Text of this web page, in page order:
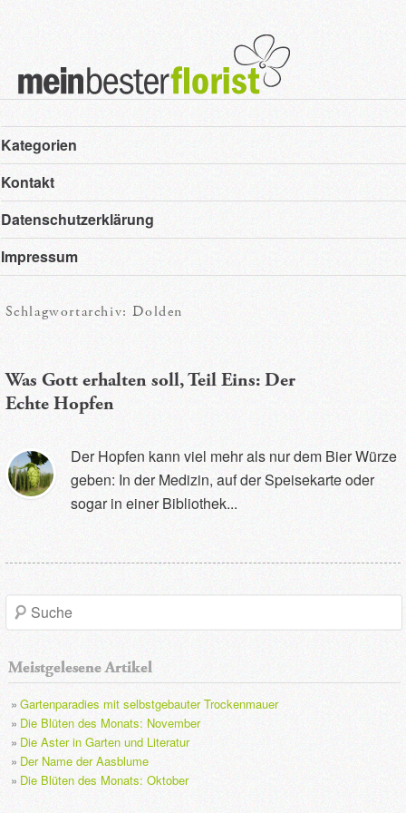
Hauptmenü
Zum
primären
Inhalt
springen
Zum
sekundären
Inhalt
springen
Kategorien
Kontakt
Datenschutzerklärung
Impressum
Schlagwortarchiv:Dolden
Was Gott erhalten soll, Teil Eins: Der
Echte Hopfen
Der Hopfen kann viel mehr als nur dem Bier Würze
geben: In der Medizin, auf der Speisekarte oder
sogar in einer Bibliothek...
S
c
h
e
Meistgelesene Artikel
Gartenparadies mit selbstgebauter Trockenmauer
Die Blüten des Monats: November
Die Aster in Garten und Literatur
Der Name der Aasblume
Die Blüten des Monats: Oktober